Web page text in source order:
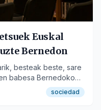
Euskal
Bernedon
besteak beste, sare
babesa Bernedoko
sociedad